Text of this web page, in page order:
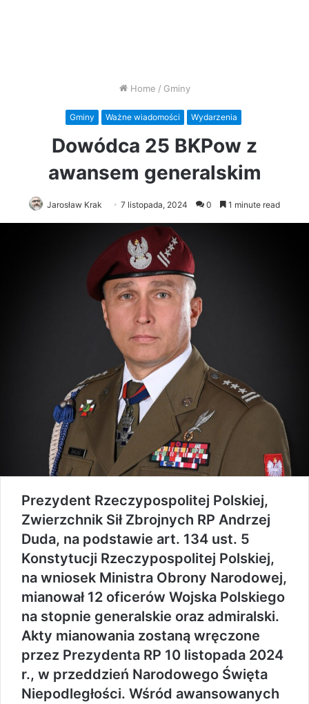
Home / Gminy
Gminy Ważne wiadomości Wydarzenia
Dowódca 25 BKPow z
awansem generalskim
Jarosław Krak 7 listopada, 2024 0 1 minute read
Prezydent Rzeczypospolitej Polskiej,
Zwierzchnik Sił Zbrojnych RP Andrzej
Duda, na podstawie art. 134 ust. 5
Konstytucji Rzeczypospolitej Polskiej,
na wniosek Ministra Obrony Narodowej,
mianował 12 oficerów Wojska Polskiego
na stopnie generalskie oraz admiralski.
Akty mianowania zostaną wręczone
przez Prezydenta RP 10 listopada 2024
r., w przeddzień Narodowego Święta
Niepodległości. Wśród awansowanych